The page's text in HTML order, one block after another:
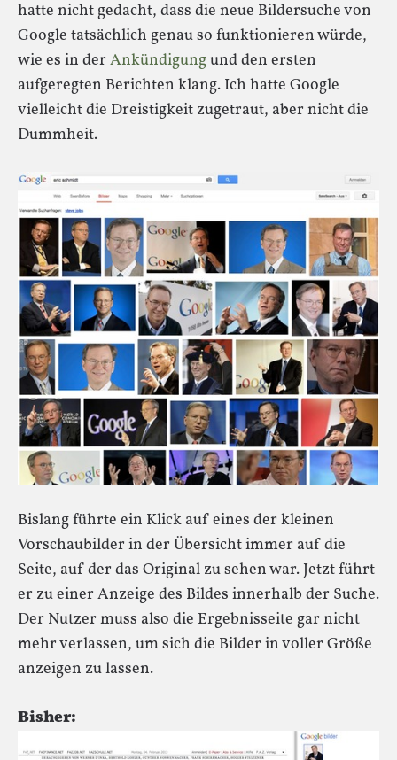
hatte nicht gedacht, dass die neue Bildersuche von
Google tatsächlich genau so funktionieren würde,
wie es in der Ankündigungund den ersten
aufgeregten Berichten klang. Ich hatte Google
vielleicht die Dreistigkeit zugetraut, aber nicht die
Dummheit.
Bislang führte ein Klick auf eines der kleinen
Vorschaubilder in der Übersicht immer auf die
Seite, auf der das Original zu sehen war. Jetzt führt
er zu einer Anzeige des Bildes innerhalb der Suche.
Der Nutzer muss also die Ergebnisseite gar nicht
mehr verlassen, um sich die Bilder in voller Größe
anzeigen zu lassen.
Bisher: